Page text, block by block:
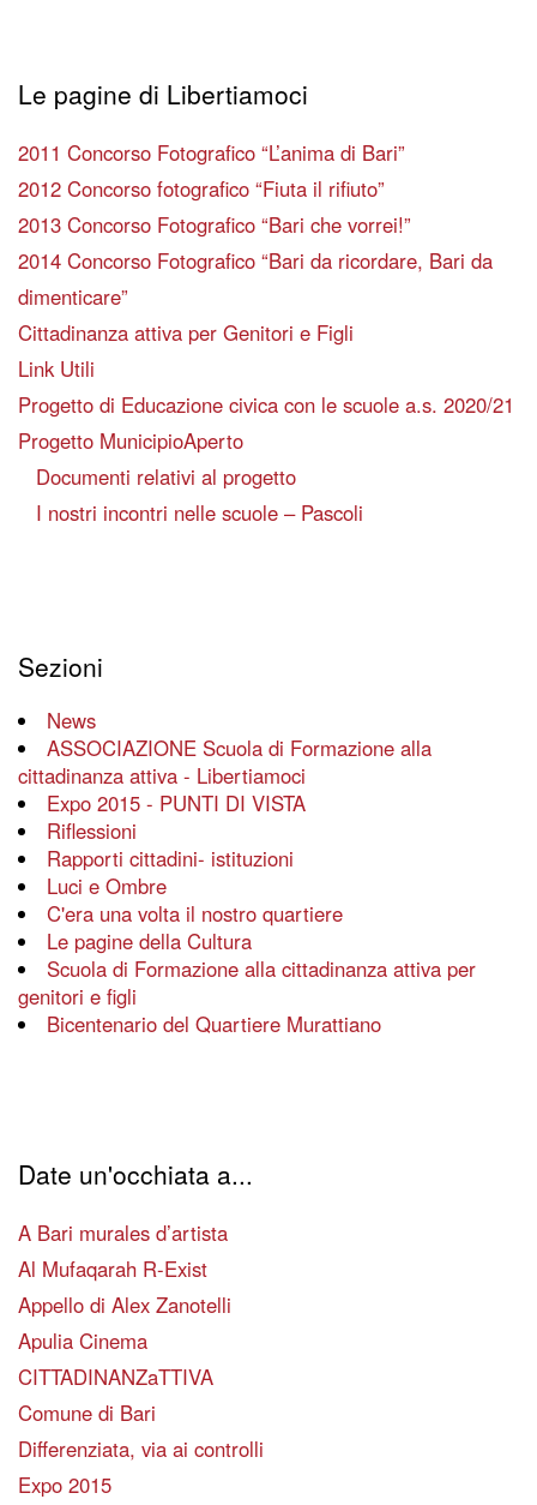
Le pagine di Libertiamoci
2011 Concorso Fotografico “L’anima di Bari”
2012 Concorso fotografico “Fiuta il rifiuto”
2013 Concorso Fotografico “Bari che vorrei!”
2014 Concorso Fotografico “Bari da ricordare, Bari da
dimenticare”
Cittadinanza attiva per Genitori e Figli
Link Utili
Progetto di Educazione civica con le scuole a.s. 2020/21
Progetto MunicipioAperto
Documenti relativi al progetto
I nostri incontri nelle scuole – Pascoli
Sezioni
News
ASSOCIAZIONE Scuola di Formazione alla
cittadinanza attiva - Libertiamoci
Expo 2015 - PUNTI DI VISTA
Riflessioni
Rapporti cittadini- istituzioni
Luci e Ombre
C'era una volta il nostro quartiere
Le pagine della Cultura
Scuola di Formazione alla cittadinanza attiva per
genitori e figli
Bicentenario del Quartiere Murattiano
Date un'occhiata a...
A Bari murales d’artista
Al Mufaqarah R-Exist
Appello di Alex Zanotelli
Apulia Cinema
CITTADINANZaTTIVA
Comune di Bari
Differenziata, via ai controlli
Expo 2015